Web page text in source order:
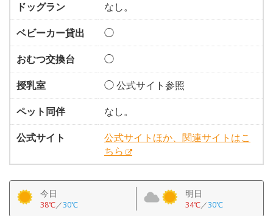
ドッグラン
なし。
ベビーカー貸出
◯
おむつ交換台
◯
授乳室
◯ 公式サイト参照
ペット同伴
なし。
公式サイト
公式サイトほか、関連サイトはこ
ちら
今日
38℃／30℃
明日
34℃／30℃